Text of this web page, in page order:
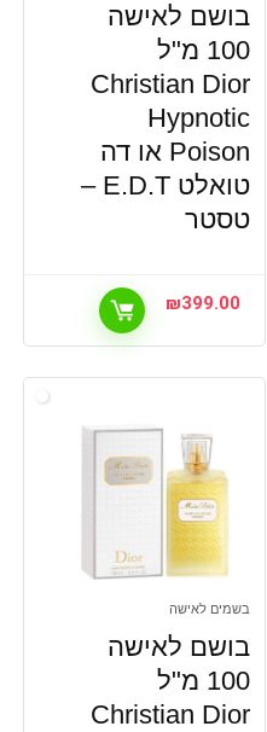
בושם לאישה
100 מ"ל
Christian Dior
Hypnotic
Poison או דה
טואלט E.D.T –
טסטר
₪399.00
בשמים לאישה
בושם לאישה
100 מ"ל
Christian Dior